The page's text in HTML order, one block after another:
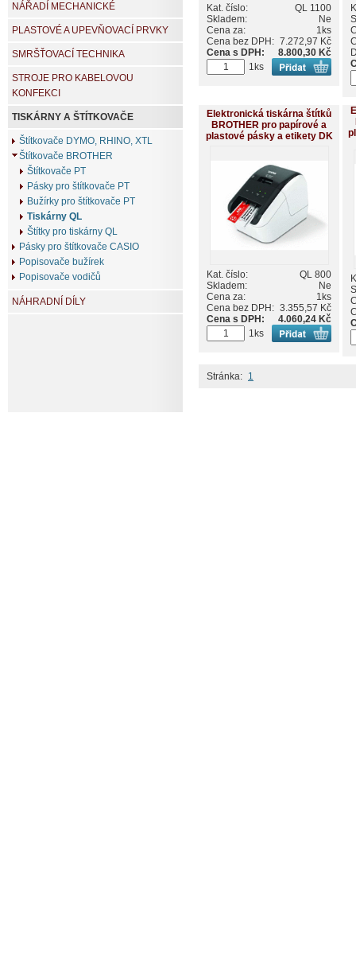
Kat. číslo:
QL 1100
Skladem:
Ne
Cena za:
1ks
Cena bez DPH: 7.272,97 Kč
Cena s DPH:
8.800,30 Kč
1ks
Elektronická tiskárna štítků
BROTHER pro papírové a
plastové pásky a etikety DK
Kat. číslo:
QL 800
Skladem:
Ne
Cena za:
1ks
Cena bez DPH: 3.355,57 Kč
Cena s DPH:
4.060,24 Kč
1ks
Stránka: 1
NÁŘADÍ MECHANICKÉ
PLASTOVÉ A UPEVŇOVACÍ PRVKY
SMRŠŤOVACÍ TECHNIKA
STROJE PRO KABELOVOU
KONFEKCI
TISKÁRNY A ŠTÍTKOVAČE
Štítkovače DYMO, RHINO, XTL
Štítkovače BROTHER
Štítkovače PT
Pásky pro štítkovače PT
Bužírky pro štítkovače PT
Tiskárny QL
Štítky pro tiskárny QL
Pásky pro štítkovače CASIO
Popisovače bužírek
Popisovače vodičů
NÁHRADNÍ DÍLY